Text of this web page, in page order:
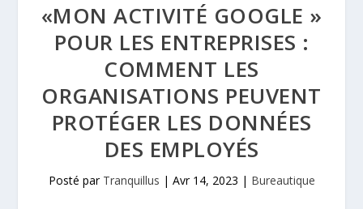
«MON ACTIVITÉ GOOGLE »
POUR LES ENTREPRISES :
COMMENT LES
ORGANISATIONS PEUVENT
PROTÉGER LES DONNÉES
DES EMPLOYÉS
Posté par Tranquillus | Avr 14, 2023 | Bureautique